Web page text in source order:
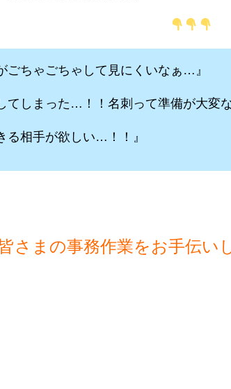
ごちゃごちゃして見にくいなぁ…』
てしまった…！！名刺って準備が大変
る相手が欲しい…！！』
さまの事務作業をお手伝い